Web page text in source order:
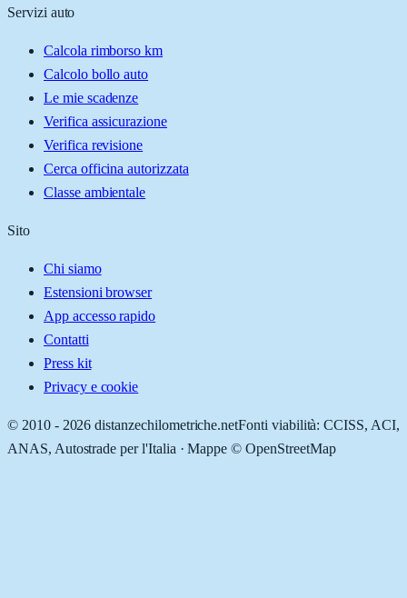
Servizi auto
Calcola rimborso km
Calcolo bollo auto
Le mie scadenze
Verifica assicurazione
Verifica revisione
Cerca officina autorizzata
Classe ambientale
Sito
Chi siamo
Estensioni browser
App accesso rapido
Contatti
Press kit
Privacy e cookie
© 2010 - 2026 distanzechilometriche.netFonti viabilità: CCISS, ACI,
ANAS, Autostrade per l'Italia · Mappe © OpenStreetMap